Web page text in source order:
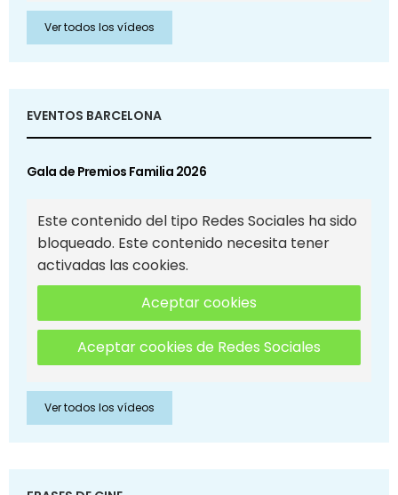
Ver todos los vídeos
EVENTOS BARCELONA
Gala de Premios Familia 2026
Este contenido del tipo Redes Sociales ha sido
bloqueado. Este contenido necesita tener
activadas las cookies.
Aceptar cookies
Aceptar cookies de Redes Sociales
Ver todos los vídeos